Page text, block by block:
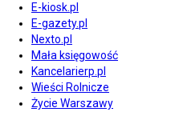
E-kiosk.pl
E-gazety.pl
Nexto.pl
Mała księgowość
Kancelarierp.pl
Wieści Rolnicze
Życie Warszawy